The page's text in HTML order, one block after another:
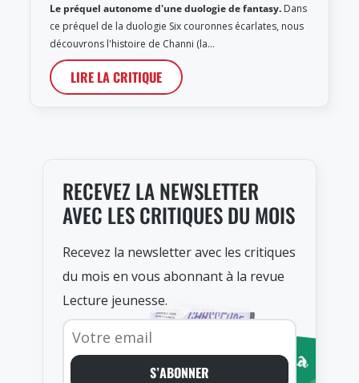
Le préquel autonome d'une duologie de fantasy. Dans
ce préquel de la duologie Six couronnes écarlates, nous
découvrons l'histoire de Channi (la…
LIRE LA CRITIQUE
RECEVEZ LA NEWSLETTER
AVEC LES CRITIQUES DU MOIS
Recevez la newsletter avec les critiques
du mois en vous abonnant à la revue
Lecture jeunesse.
S’ABONNER